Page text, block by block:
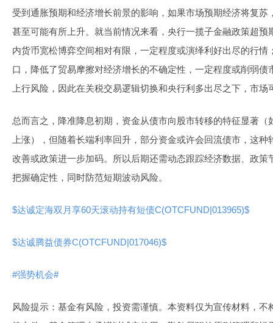
受到通胀预期和经济增长前景的影响，如果市场预期经济将复
甚至可能有所上升。就当前情况来看，央行一揽子金融政策超
内货币宽松博弈空间相对有限，一定程度或演绎利好出尽的行情
口，降低了贸易摩擦对经济增长的不确定性，一定程度或削弱债
上行风险，因此在关税交易逻辑切换和央行利多出尽之下，市
总而言之，降准降息初期，资金从债市向股市转移的特征显著（
上涨），但随着长端利率回升，部分资金或许会回流债市，这
改善或政策进一步加码。所以后期还需动态跟踪经济数据、政
把握确定性，同时防范短期波动风险。
$达诚定海双月享60天滚动持有短债C(OTCFUND|013965)$
$达诚腾益债券C(OTCFUND|017046)$
#强势机会#
风险提示：基金有风险，投资需谨慎。本资料仅为宣传材料，